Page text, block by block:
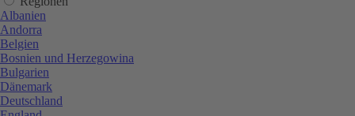
Albanien
Andorra
Belgien
Bosnien und Herzegowina
Bulgarien
Dänemark
Deutschland